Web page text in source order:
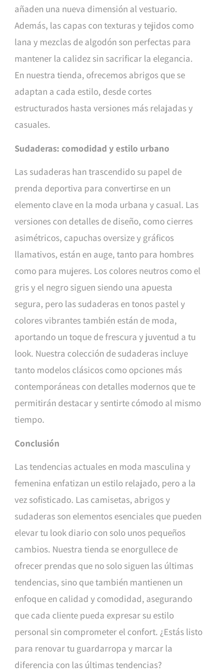
añaden una nueva dimensión al vestuario.
Además, las capas con texturas y tejidos como
lana y mezclas de algodón son perfectas para
mantener la calidez sin sacrificar la elegancia.
En nuestra tienda, ofrecemos abrigos que se
adaptan a cada estilo, desde cortes
estructurados hasta versiones más relajadas y
casuales.
Sudaderas: comodidad y estilo urbano
Las sudaderas han trascendido su papel de
prenda deportiva para convertirse en un
elemento clave en la moda urbana y casual. Las
versiones con detalles de diseño, como cierres
asimétricos, capuchas oversize y gráficos
llamativos, están en auge, tanto para hombres
como para mujeres. Los colores neutros como el
gris y el negro siguen siendo una apuesta
segura, pero las sudaderas en tonos pastel y
colores vibrantes también están de moda,
aportando un toque de frescura y juventud a tu
look. Nuestra colección de sudaderas incluye
tanto modelos clásicos como opciones más
contemporáneas con detalles modernos que te
permitirán destacar y sentirte cómodo al mismo
tiempo.
Conclusión
Las tendencias actuales en moda masculina y
femenina enfatizan un estilo relajado, pero a la
vez sofisticado. Las camisetas, abrigos y
sudaderas son elementos esenciales que pueden
elevar tu look diario con solo unos pequeños
cambios. Nuestra tienda se enorgullece de
ofrecer prendas que no solo siguen las últimas
tendencias, sino que también mantienen un
enfoque en calidad y comodidad, asegurando
que cada cliente pueda expresar su estilo
personal sin comprometer el confort. ¿Estás listo
para renovar tu guardarropa y marcar la
diferencia con las últimas tendencias?